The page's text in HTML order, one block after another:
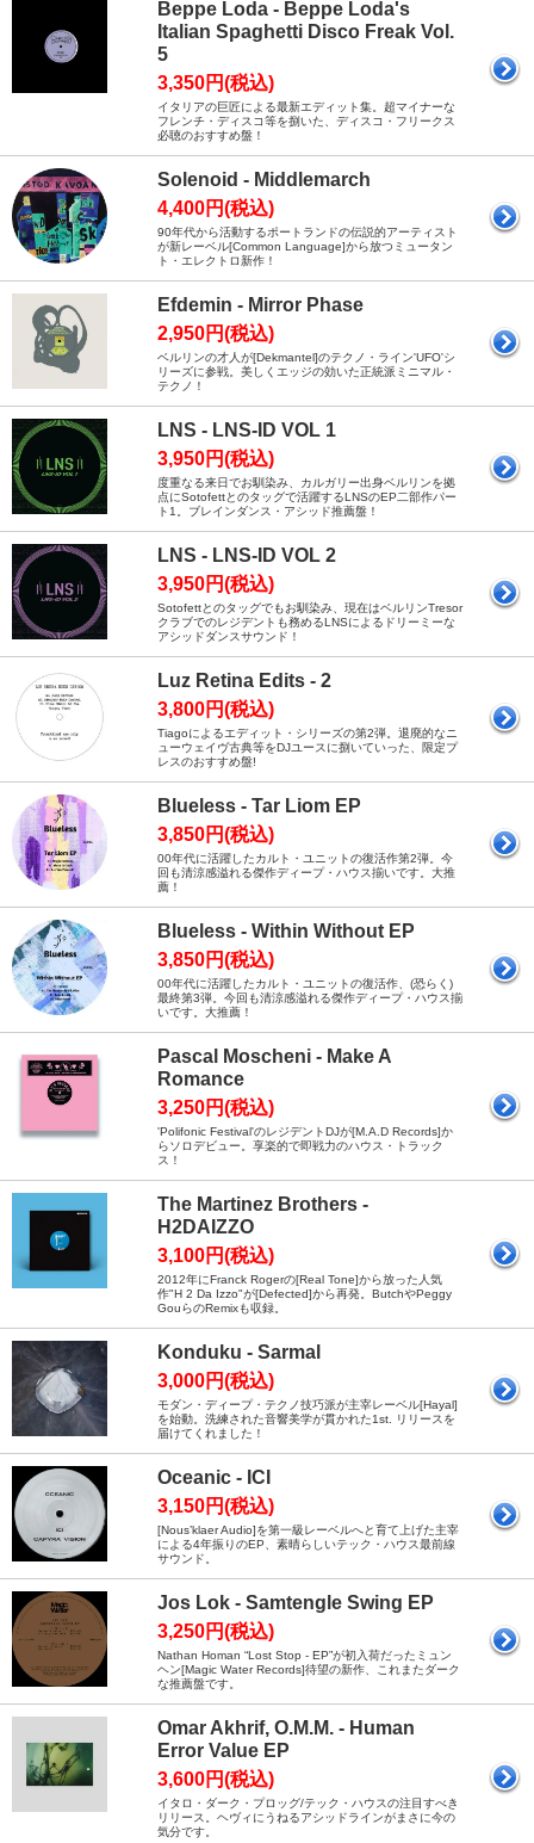
Beppe Loda - Beppe Loda's
Italian Spaghetti Disco Freak Vol.
5
3,350円(税込)
イタリアの巨匠による最新エディット集。超マイナーな
フレンチ・ディスコ等を捌いた、ディスコ・フリークス
必聴のおすすめ盤！
Solenoid - Middlemarch
4,400円(税込)
90年代から活動するポートランドの伝説的アーティスト
が新レーベル[Common Language]から放つミュータン
ト・エレクトロ新作！
Efdemin - Mirror Phase
2,950円(税込)
ベルリンの才人が[Dekmantel]のテクノ・ライン'UFO'シ
リーズに参戦。美しくエッジの効いた正統派ミニマル・
テクノ！
LNS - LNS-ID VOL 1
3,950円(税込)
度重なる来日でお馴染み、カルガリー出身ベルリンを拠
点にSotofettとのタッグで活躍するLNSのEP二部作パー
ト1。ブレインダンス・アシッド推薦盤！
LNS - LNS-ID VOL 2
3,950円(税込)
Sotofettとのタッグでもお馴染み、現在はベルリンTresor
クラブでのレジデントも務めるLNSによるドリーミーな
アシッドダンスサウンド！
Luz Retina Edits - 2
3,800円(税込)
Tiagoによるエディット・シリーズの第2弾。退廃的なニ
ューウェイヴ古典等をDJユースに捌いていった、限定プ
レスのおすすめ盤!
Blueless - Tar Liom EP
3,850円(税込)
00年代に活躍したカルト・ユニットの復活作第2弾。今
回も清涼感溢れる傑作ディープ・ハウス揃いです。大推
薦！
Blueless - Within Without EP
3,850円(税込)
00年代に活躍したカルト・ユニットの復活作、(恐らく)
最終第3弾。今回も清涼感溢れる傑作ディープ・ハウス揃
いです。大推薦！
Pascal Moscheni - Make A
Romance
3,250円(税込)
'Polifonic Festival'のレジデントDJが[M.A.D Records]か
らソロデビュー。享楽的で即戦力のハウス・トラック
ス！
The Martinez Brothers -
H2DAIZZO
3,100円(税込)
2012年にFranck Rogerの[Real Tone]から放った人気
作"H 2 Da Izzo"が[Defected]から再発。ButchやPeggy
GouらのRemixも収録。
Konduku - Sarmal
3,000円(税込)
モダン・ディープ・テクノ技巧派が主宰レーベル[Hayal]
を始動。洗練された音響美学が貫かれた1st. リリースを
届けてくれました！
Oceanic - ICI
3,150円(税込)
[Nous’klaer Audio]を第一級レーベルへと育て上げた主宰
による4年振りのEP、素晴らしいテック・ハウス最前線
サウンド。
Jos Lok - Samtengle Swing EP
3,250円(税込)
Nathan Homan “Lost Stop - EP”が初入荷だったミュン
ヘン[Magic Water Records]待望の新作、これまたダーク
な推薦盤です。
Omar Akhrif, O.M.M. - Human
Error Value EP
3,600円(税込)
イタロ・ダーク・プロッグ/テック・ハウスの注目すべき
リリース。ヘヴィにうねるアシッドラインがまさに今の
気分です。